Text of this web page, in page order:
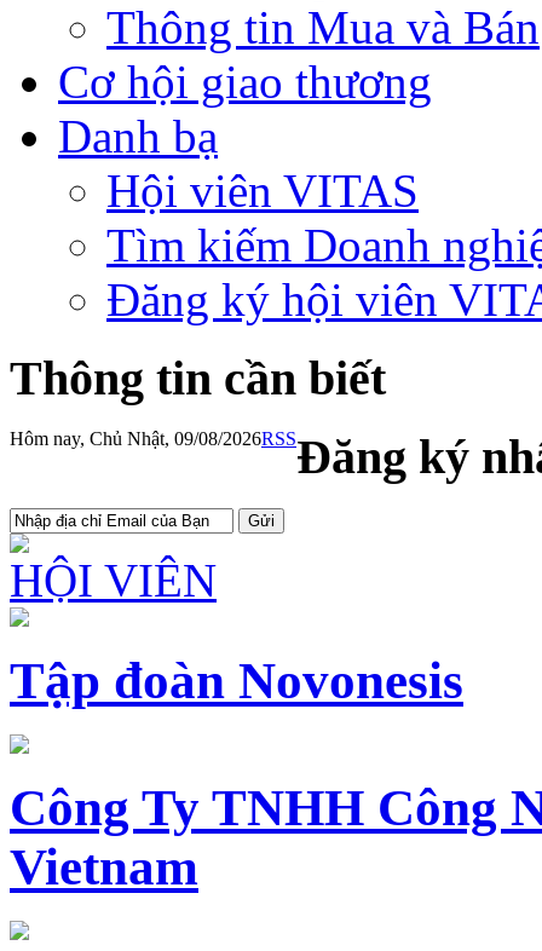
Thông tin Mua và Bán
Cơ hội giao thương
Danh bạ
Hội viên VITAS
Tìm kiếm Doanh
Đăng ký hội viên
Thông tin cần biết
Hôm nay, Chủ Nhật, 09/08/2026RSSĐăng ký
HỘI VIÊN
Tập đoàn Novonesis
Công Ty TNHH Công
Vietnam